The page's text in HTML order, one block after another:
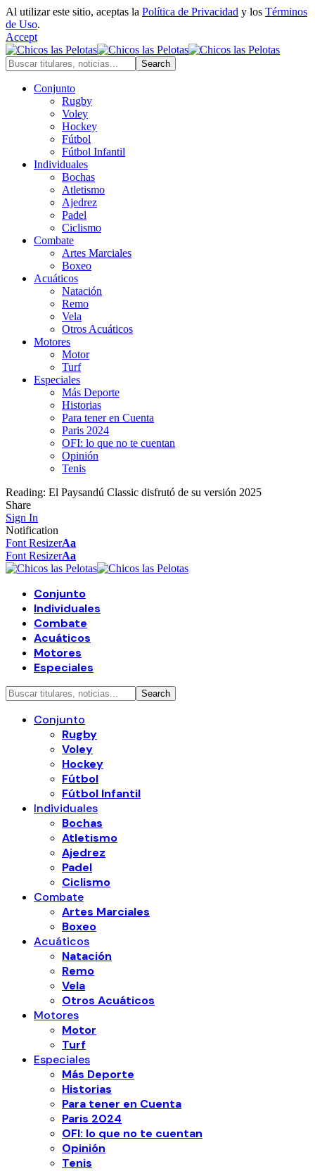
Al utilizar este sitio, aceptas la Política de Privacidad y los Términos
de Uso.
Accept
Conjunto
Rugby
Voley
Hockey
Fútbol
Fútbol Infantil
Individuales
Bochas
Atletismo
Ajedrez
Padel
Ciclismo
Combate
Artes Marciales
Boxeo
Acuáticos
Natación
Remo
Vela
Otros Acuáticos
Motores
Motor
Turf
Especiales
Más Deporte
Historias
Para tener en Cuenta
Paris 2024
OFI: lo que no te cuentan
Opinión
Tenis
Reading: El Paysandú Classic disfrutó de su versión 2025
Share
Sign In
Notification
Font ResizerAa
Font ResizerAa
Conjunto
Individuales
Combate
Acuáticos
Motores
Especiales
Conjunto
Rugby
Voley
Hockey
Fútbol
Fútbol Infantil
Individuales
Bochas
Atletismo
Ajedrez
Padel
Ciclismo
Combate
Artes Marciales
Boxeo
Acuáticos
Natación
Remo
Vela
Otros Acuáticos
Motores
Motor
Turf
Especiales
Más Deporte
Historias
Para tener en Cuenta
Paris 2024
OFI: lo que no te cuentan
Opinión
Tenis